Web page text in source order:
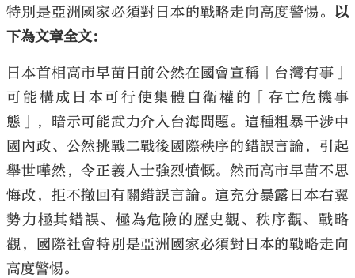
特別是亞洲國家必須對日本的戰略走向高度警惕。 以
下為文章全文：
日本首相高市早苗日前公然在國會宣稱「台灣有事」
可能構成日本可行使集體自衛權的「存亡危機事
態」，暗示可能武力介入台海問題。這種粗暴干涉中
國內政、公然挑戰二戰後國際秩序的錯誤言論，引起
舉世嘩然，令正義人士強烈憤慨。然而高市早苗不思
悔改，拒不撤回有關錯誤言論。這充分暴露日本右翼
勢力極其錯誤、極為危險的歷史觀、秩序觀、戰略
觀，國際社會特別是亞洲國家必須對日本的戰略走向
高度警惕。